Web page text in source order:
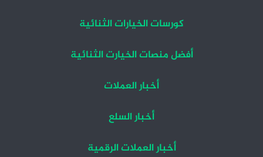
كورسات الخيارات الثنائية
أفضل منصات الخيارت الثنائية
أخبار العملات
أخبار السلع
أخبار العملات الرقمية